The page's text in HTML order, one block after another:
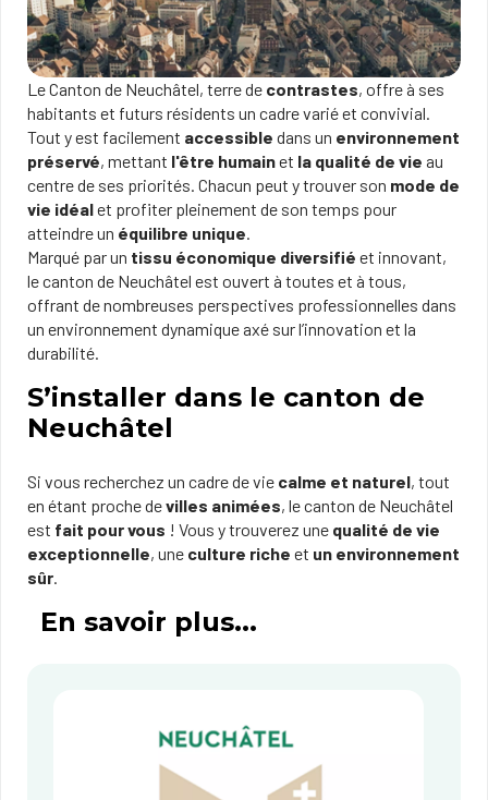
Le Canton de Neuchâtel, terre de contrastes, offre à ses
habitants et futurs résidents un cadre varié et convivial.
Tout y est facilement accessible dans un environnement
préservé, mettant l'être humainet la qualité de vie au
centre de ses priorités. Chacun peut y trouver son mode de
vie idéalet profiter pleinement de son temps pour
atteindre un équilibre unique.
Marqué par un tissu économique diversifié et innovant,
le canton de Neuchâtel est ouvert à toutes et à tous,
offrant de nombreuses perspectives professionnelles dans
un environnement dynamique axé sur l’innovation et la
durabilité.
S’installer dans le canton de
Neuchâtel
Si vous recherchez un cadre de vie calme et naturel, tout
en étant proche devilles animées, le canton de Neuchâtel
est fait pour vous ! Vous y trouverez une qualité de vie
exceptionnelle, une culture riche et un environnement
sûr.
En savoir plus...